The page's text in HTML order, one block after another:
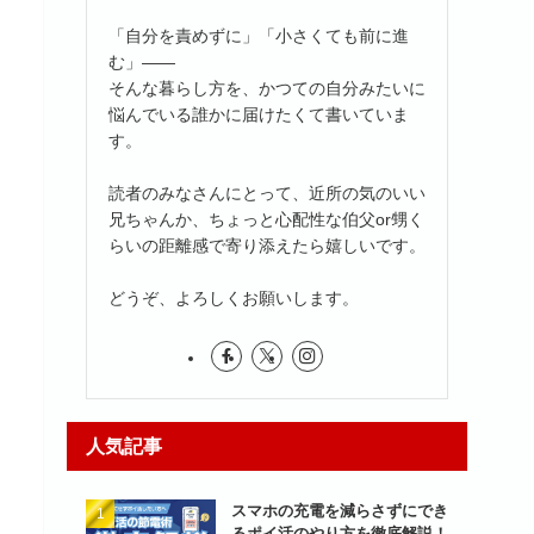
「自分を責めずに」「小さくても前に進
む」――
そんな暮らし方を、かつての自分みたいに
悩んでいる誰かに届けたくて書いていま
す。
読者のみなさんにとって、近所の気のいい
兄ちゃんか、ちょっと心配性な伯父or甥く
らいの距離感で寄り添えたら嬉しいです。
どうぞ、よろしくお願いします。
人気記事
スマホの充電を減らさずにでき